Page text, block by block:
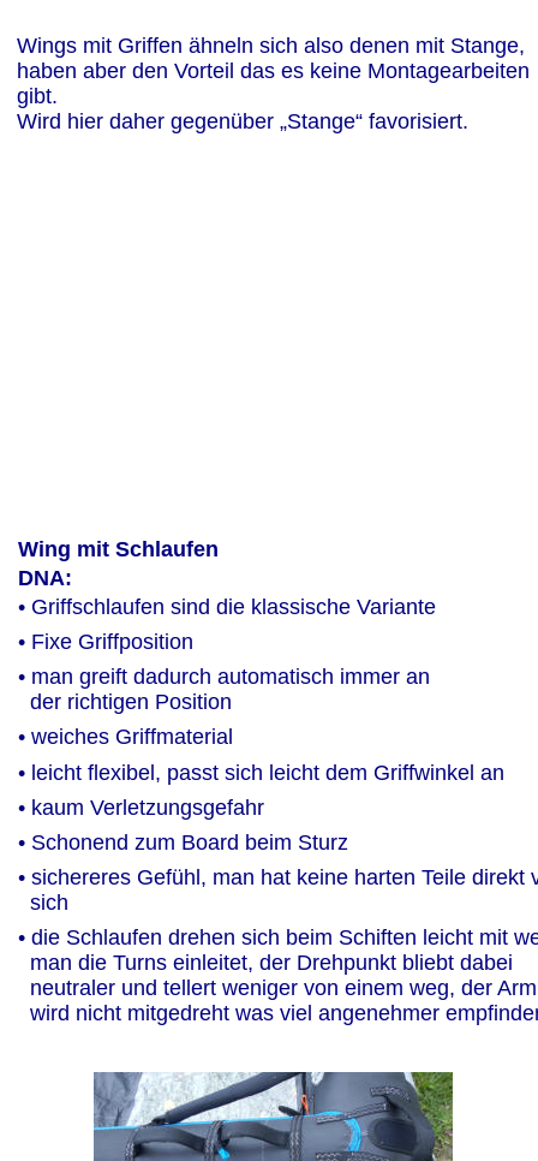
Wing mit Schlaufen
DNA:
• Griffschlaufen sind die klassische Variante
• Fixe Griffposition
• man greift dadurch automatisch immer an
  der richtigen Position
• weiches Griffmaterial
• leicht flexibel, passt sich leicht dem Griffwinkel an
• kaum Verletzungsgefahr
• Schonend zum Board beim Sturz
• sichereres Gefühl, man hat keine harten Teile direkt
  sich
• die Schlaufen drehen sich beim Schiften leicht mit
  man die Turns einleitet, der Drehpunkt bliebt dabei
neutraler und tellert weniger von einem weg, der
wird nicht mitgedreht was viel angenehmer
Wings mit Griffen ähneln sich also denen mit Stange,
haben aber den Vorteil das es keine Montagearbeiten
gibt.
Wird hier daher gegenüber „Stange“ favorisiert.